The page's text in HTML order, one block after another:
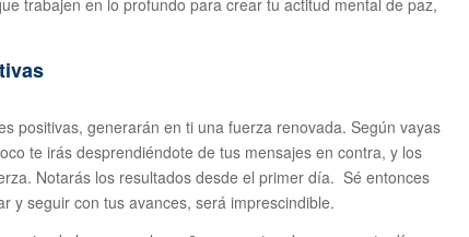
trabajen en lo profundo para crear tu actitud mental de paz,
positivas, generarán en ti una fuerza renovada. Según vayas
te irás desprendiéndote de tus mensajes en contra, y los
Notarás los resultados desde el primer día. Sé entonces
y seguir con tus avances, será imprescindible.